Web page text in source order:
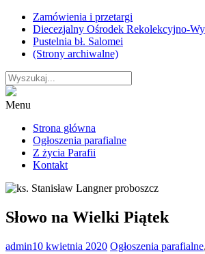
Skip
content
Zamówienia i przetargi
Diecezjalny Ośrodek Rekolekcyjno-
Pustelnia bł. Salomei
(Strony archiwalne)
Menu
Strona główna
Ogłoszenia parafialne
Z życia Parafii
Kontakt
Słowo na Wielki Piątek
admin10 kwietnia 2020 Ogłoszenia parafialne,